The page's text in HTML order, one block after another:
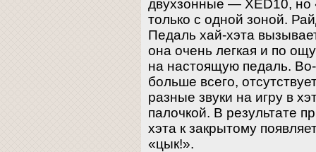
двухзонные — XED10, но
только с одной зоной.
Педаль хай-хэта
она очень легкая и по
на настоящую педаль.
больше всего,
разные звуки на игру в
палочкой. В результате
хэта к закрытому
«цык!».